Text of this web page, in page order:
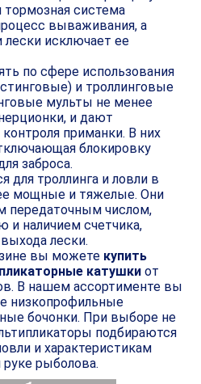
тормозная система
вываживания, а
лески исключает ее
по сфере использования
и троллинговые
мульты не менее
и дают
приманки. В них
блокировку
заброса.
для троллинга и ловли в
мощные и тяжелые. Они
передаточным числом,
и наличием счетчика,
лески.
вы можете купить
катушки от
В нашем ассортименте вы
низкопрофильные
бочонки. При выборе не
подбираются
и характеристикам
рыболова.